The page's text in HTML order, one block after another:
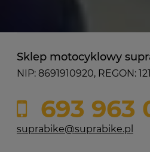
Sklep motocyklowy
NIP: 8691910920, REGON:
693 963
suprabike@suprabike.pl